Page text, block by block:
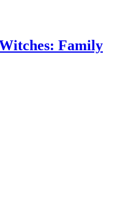
Family